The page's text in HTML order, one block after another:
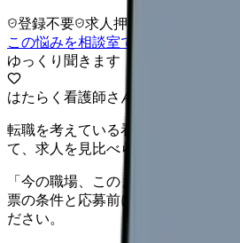
登録不要 求人押し売りなし
病
この悩みを相談室で整理する
ゆっくり聞きます
はたらく看護師さん 求人
転職を考えている看護師さんへ。ま
て、求人を見比べられます。
「今の職場、このままでいいのか
票の条件と応募前に確認したい不安
ださい。